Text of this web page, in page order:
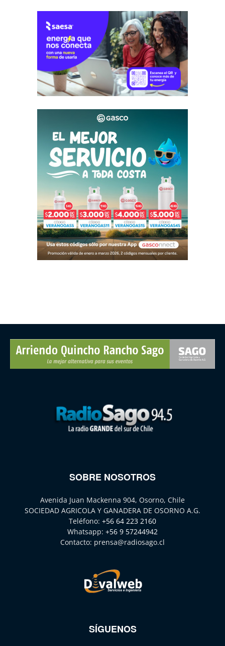
SOBRE NOSOTROS
Avenida Juan Mackenna 904, Osorno, Chile
SOCIEDAD AGRICOLA Y GANADERA DE OSORNO A.G.
Teléfono: +56 64 223 2160
Whatsapp: +56 9 57244942
Contacto: prensa@radiosago.cl
SÍGUENOS